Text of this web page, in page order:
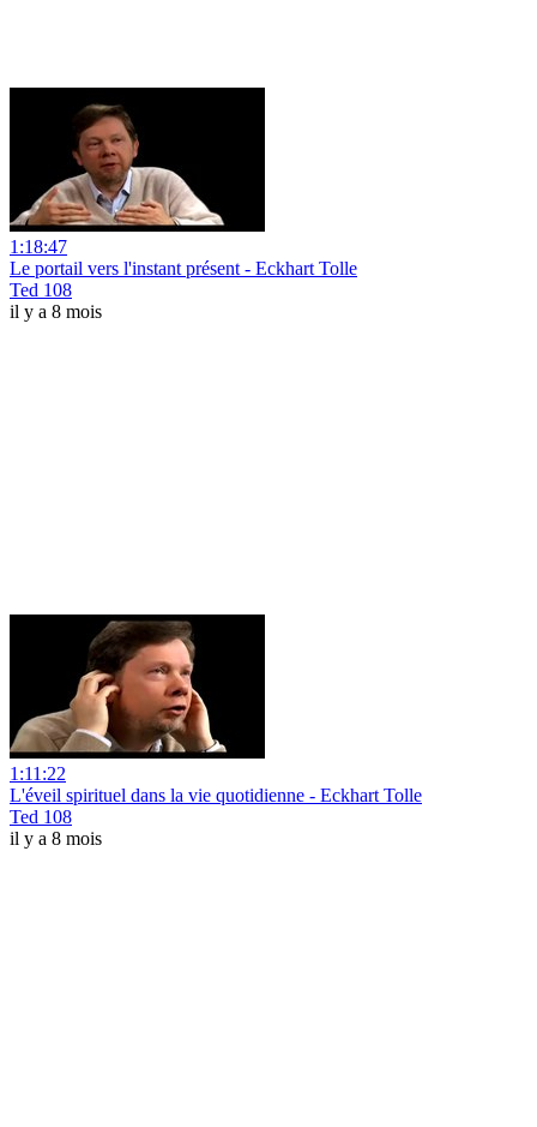
1:18:47
Le portail vers l'instant présent - Eckhart Tolle
Ted 108
il y a 8 mois
1:11:22
L'éveil spirituel dans la vie quotidienne - Eckhart Tolle
Ted 108
il y a 8 mois